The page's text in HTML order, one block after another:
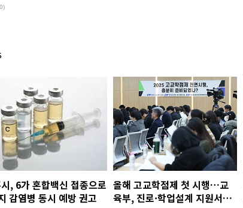
, 6가 혼합백신 접종으로
감염병 동시 예방 권고
올해 고교학점제 첫 시행…교
육부, 진로·학업설계 지원서비